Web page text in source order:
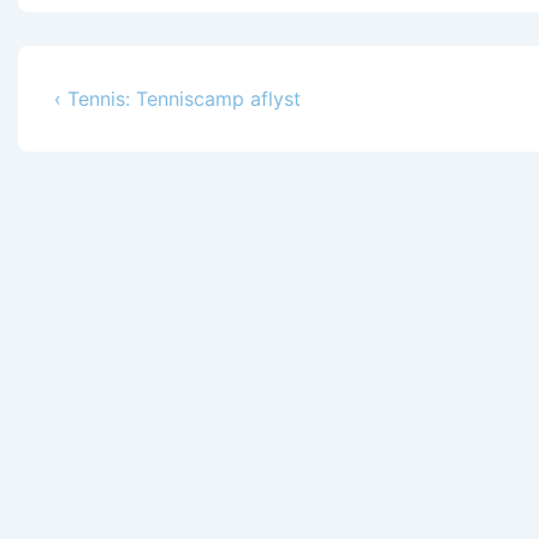
Indlægsnavigation
Previous
‹ Tennis: Tenniscamp aflyst